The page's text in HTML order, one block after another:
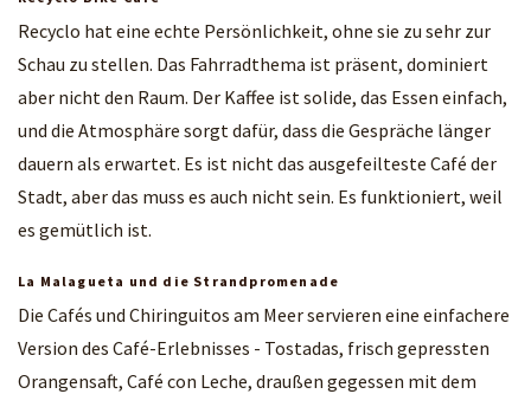
Recyclo hat eine echte Persönlichkeit, ohne sie zu sehr zur
Schau zu stellen. Das Fahrradthema ist präsent, dominiert
aber nicht den Raum. Der Kaffee ist solide, das Essen einfach,
und die Atmosphäre sorgt dafür, dass die Gespräche länger
dauern als erwartet. Es ist nicht das ausgefeilteste Café der
Stadt, aber das muss es auch nicht sein. Es funktioniert, weil
es gemütlich ist.
La Malagueta und die Strandpromenade
Die Cafés und Chiringuitos am Meer servieren eine einfachere
Version des Café-Erlebnisses - Tostadas, frisch gepressten
Orangensaft, Café con Leche, draußen gegessen mit dem